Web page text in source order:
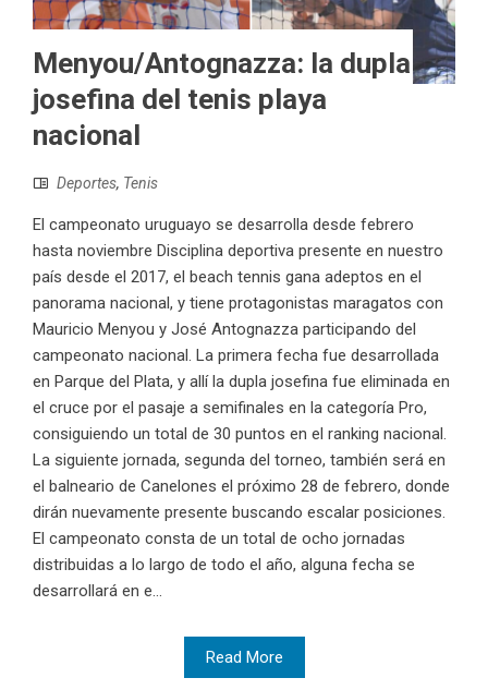
Menyou/Antognazza: la dupla
josefina del tenis playa
nacional
Deportes, Tenis
El campeonato uruguayo se desarrolla desde febrero
hasta noviembre Disciplina deportiva presente en nuestro
país desde el 2017, el beach tennis gana adeptos en el
panorama nacional, y tiene protagonistas maragatos con
Mauricio Menyou y José Antognazza participando del
campeonato nacional. La primera fecha fue desarrollada
en Parque del Plata, y allí la dupla josefina fue eliminada en
el cruce por el pasaje a semifinales en la categoría Pro,
consiguiendo un total de 30 puntos en el ranking nacional.
La siguiente jornada, segunda del torneo, también será en
el balneario de Canelones el próximo 28 de febrero, donde
dirán nuevamente presente buscando escalar posiciones.
El campeonato consta de un total de ocho jornadas
distribuidas a lo largo de todo el año, alguna fecha se
desarrollará en e...
Read More